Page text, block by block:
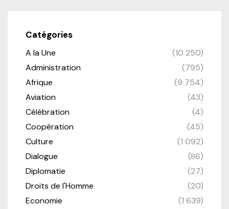
Catégories
A la Une
(10 250)
Administration
(795)
Afrique
(9 754)
Aviation
(43)
Célébration
(4)
Coopération
(45)
Culture
(1 092)
Dialogue
(86)
Diplomatie
(27)
Droits de l'Homme
(20)
Economie
(1 639)